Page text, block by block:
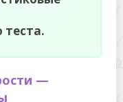
теста.
—